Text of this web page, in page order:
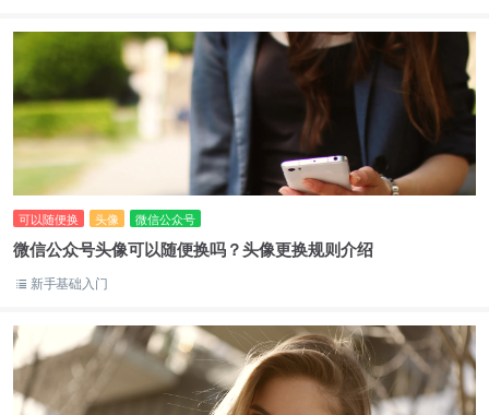
可以随便换 头像 微信公众号
微信公众号头像可以随便换吗？头像更换规则介绍
新手基础入门